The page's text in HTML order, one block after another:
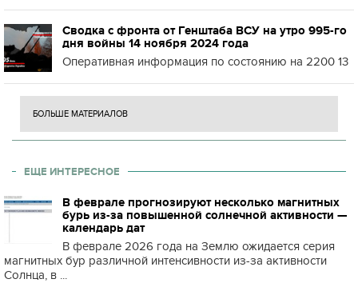
Сводка с фронта от Генштаба ВСУ на утро 995-го
дня войны 14 ноября 2024 года
Оперативная информация по состоянию на 2200 13
БОЛЬШЕ МАТЕРИАЛОВ
ЕЩЕ ИНТЕРЕСНОЕ
В феврале прогнозируют несколько магнитных
бурь из-за повышенной солнечной активности —
календарь дат
В феврале 2026 года на Землю ожидается серия
магнитных бур различной интенсивности из-за активности
Солнца, в ...